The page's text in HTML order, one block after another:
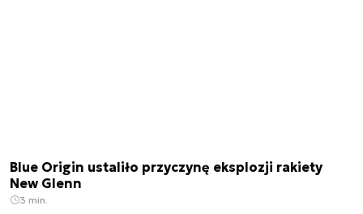
Blue Origin ustaliło przyczynę eksplozji rakiety
New Glenn
3 min.